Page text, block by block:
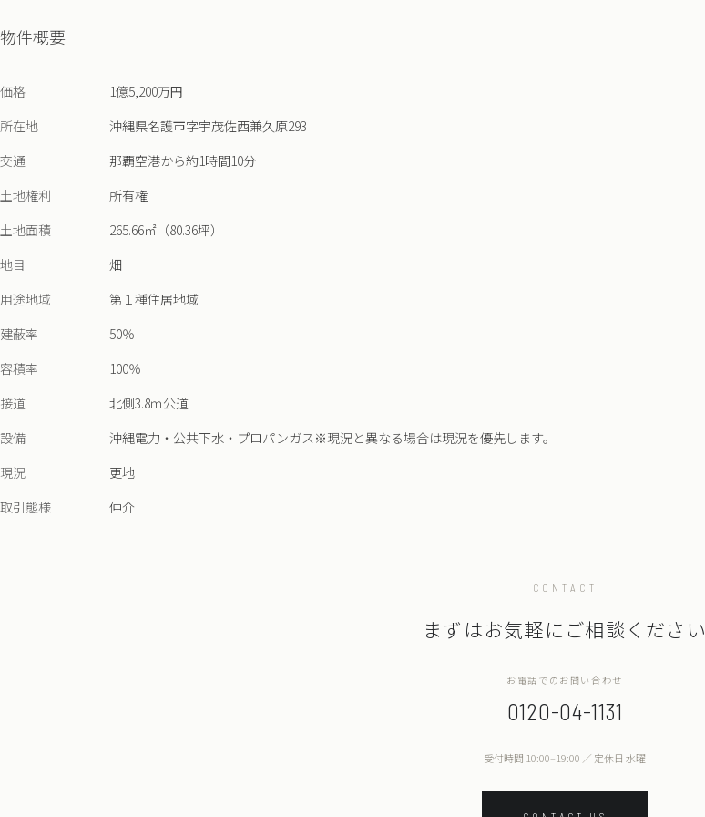
物件概要
価格
1億5,200万円
所在地
沖縄県名護市字宇茂佐西兼久原293
交通
那覇空港から約1時間10分
土地権利
所有権
土地面積
265.66㎡（80.36坪）
地目
畑
用途地域
第１種住居地域
建蔽率
50％
容積率
100％
接道
北側3.8ｍ公道
設備
沖縄電力・公共下水・プロパンガス※現況と異なる場合は現況を優先します。
現況
更地
取引態様
仲介
CONTACT
まずはお気軽にご相談ください
お電話でのお問い合わせ
0120-04-1131
受付時間 10:00–19:00 ／ 定休日 水曜